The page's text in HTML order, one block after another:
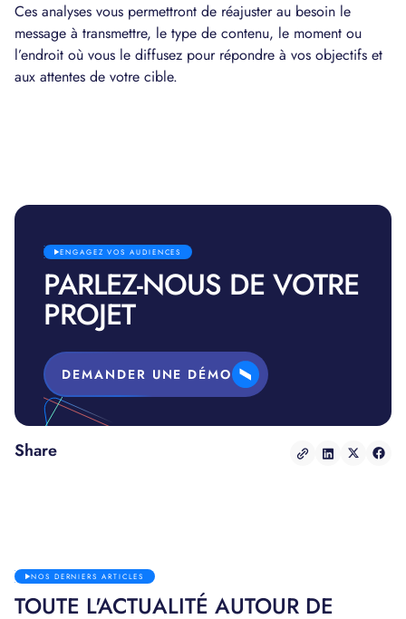
ENGAGEZ VOS AUDIENCES
PARLEZ-NOUS DE VOTRE
PROJET
DEMANDER UNE DÉMO
Share
Ces analyses vous permettront de réajuster au besoin le
message à transmettre, le type de contenu, le moment ou
l’endroit où vous le diffusez pour répondre à vos objectifs et
aux attentes de votre cible.
NOS DERNIERS ARTICLES
TOUTE L'ACTUALITÉ AUTOUR DE